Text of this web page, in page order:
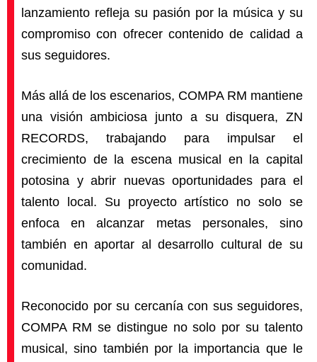
lanzamiento refleja su pasión por la música y su
compromiso con ofrecer contenido de calidad a
sus seguidores.
Más allá de los escenarios, COMPA RM mantiene
una visión ambiciosa junto a su disquera, ZN
RECORDS, trabajando para impulsar el
crecimiento de la escena musical en la capital
potosina y abrir nuevas oportunidades para el
talento local. Su proyecto artístico no solo se
enfoca en alcanzar metas personales, sino
también en aportar al desarrollo cultural de su
comunidad.
Reconocido por su cercanía con sus seguidores,
COMPA RM se distingue no solo por su talento
musical, sino también por la importancia que le